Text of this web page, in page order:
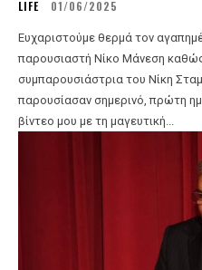
LIFE 01/06/2025
Ευχαριστούμε θερμά τον
παρουσιαστή Νίκο Μάνεση
συμπαρουσιάστρια του Νίκη
παρουσίασαν σημερινό, πρώτη
βίντεο μου με τη μαγευτική...